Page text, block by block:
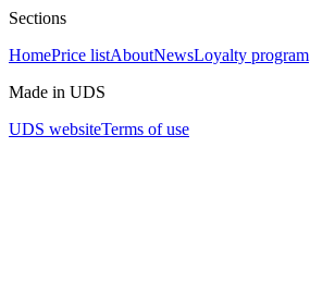
Sections
HomePrice listAboutNewsLoyalty program
Made in UDS
UDS websiteTerms of use